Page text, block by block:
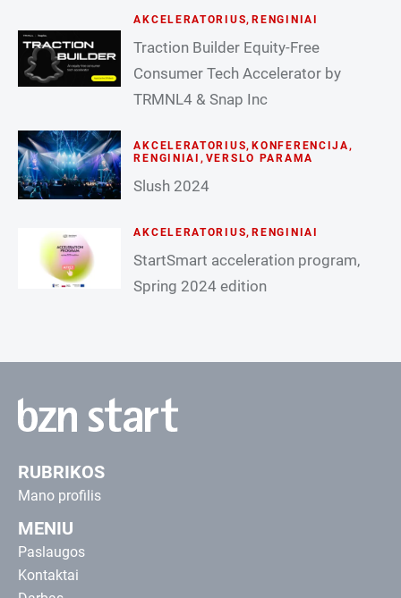
AKCELERATORIUS,RENGINIAI
Traction Builder Equity-Free
Consumer Tech Accelerator by
TRMNL4 & Snap Inc
AKCELERATORIUS,KONFERENCIJA ,
RENGINIAI , VERSLO PARAMA
Slush 2024
AKCELERATORIUS,RENGINIAI
StartSmart acceleration program,
Spring 2024 edition
RUBRIKOS
Mano profilis
MENIU
Paslaugos
Kontaktai